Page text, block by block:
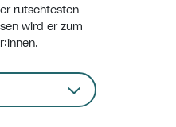
rutschfesten
wird er zum